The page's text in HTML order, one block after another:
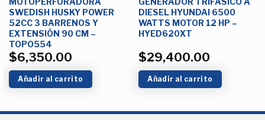
SWEDISH HUSKY POWER
52CC 3 BARRENOS Y
EXTENSIÓN 90 CM –
TOPO554
$6,350.00
Añadir al carrito
DIESEL HYUNDAI 6500
WATTS MOTOR 12 HP –
HYED620XT
$29,400.00
Añadir al carrito